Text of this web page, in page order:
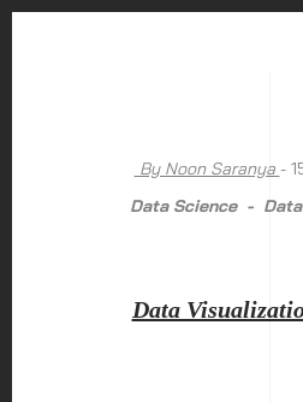
By Noon Saranya -
Data Science
Data